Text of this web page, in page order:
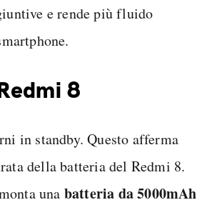
e rende più fluido
8
in standby. Questo afferma
della batteria del Redmi 8.
una batteria da 5000mAh